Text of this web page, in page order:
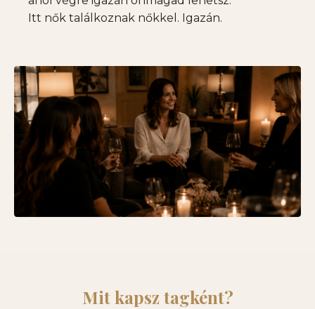
Itt nők találkoznak nőkkel. Igazán.
Mit kapsz tagként?